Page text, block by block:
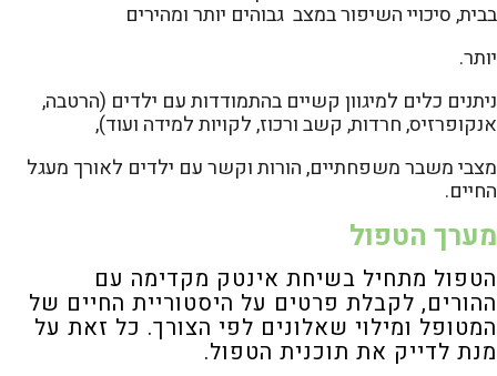
בבית, סיכויי השיפור במצב גבוהים יותר ומהירים
יותר.
ניתנים כלים למיגוון קשיים בהתמודדות עם ילדים (הרטבה,
אנקופרזיס, חרדות, קשב ורכוז, לקויות למידה ועוד),
מצבי משבר משפחתיים, הורות וקשר עם ילדים לאורך מעגל
החיים.
מערך הטפול
הטפול מתחיל בשיחת אינטק מקדימה עם
ההורים, לקבלת פרטים על היסטוריית החיים של
המטופל ומילוי שאלונים לפי הצורך. כל זאת על
מנת לדייק את תוכנית הטפול.